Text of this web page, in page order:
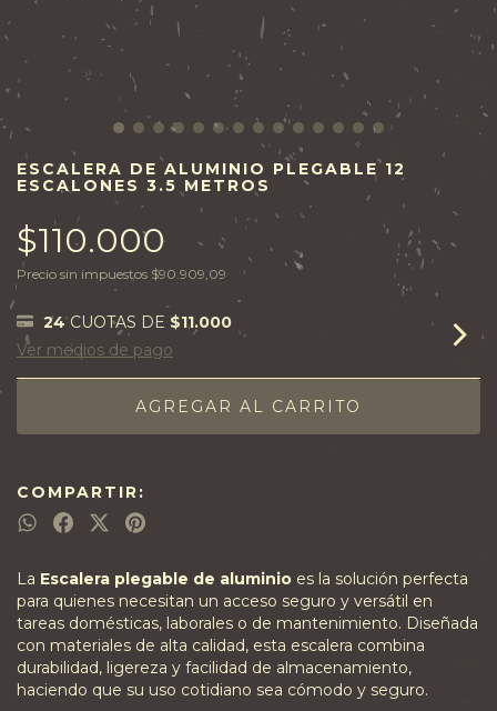
ESCALERA DE ALUMINIO PLEGABLE 12
ESCALONES 3.5 METROS
$110.000
Precio sin impuestos $90.909,09
24 CUOTAS DE $11.000
Ver medios de pago
COMPARTIR:
La Escalera plegable de aluminio es la solución perfecta
para quienes necesitan un acceso seguro y versátil en
tareas domésticas, laborales o de mantenimiento. Diseñada
con materiales de alta calidad, esta escalera combina
durabilidad, ligereza y facilidad de almacenamiento,
haciendo que su uso cotidiano sea cómodo y seguro.